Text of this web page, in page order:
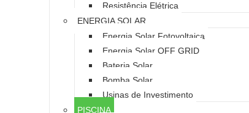
Resistência Elétrica
ENERGIA SOLAR
Energia Solar Fotovoltaica
Energia Solar OFF GRID
Bateria Solar
Bomba Solar
Usinas de Investimento
PISCINA